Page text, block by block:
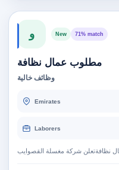
و New 71% match
مطلوب عمال نظافة
وظائف خالية
Emirates
Laborers